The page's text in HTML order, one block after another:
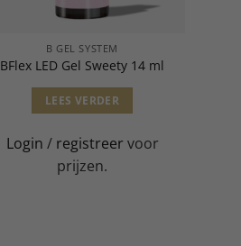
B GEL SYSTEM
BFlex LED Gel Sweety 14 ml
LEES VERDER
Login / registreer voor
prijzen.